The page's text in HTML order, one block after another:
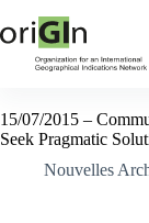
15/07/2015 –
Seek Pragmatic
Nouvelles